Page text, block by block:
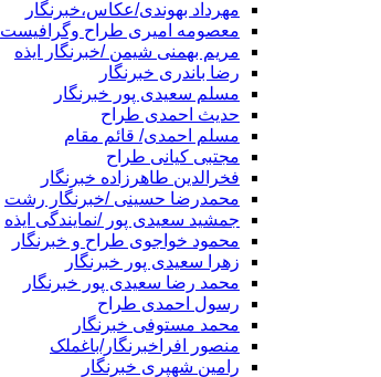
مهرداد بهوندی/عکاس،خبرنگار
معصومه امیری طراح وگرافیست
مریم بهمنی شیمن /خبرنگار ایذه
رضا باندری خبرنگار
مسلم سعیدی پور خبرنگار
حدیث احمدی طراح
مسلم احمدی/ قائم مقام
مجتبی کیانی طراح
فخرالدین طاهرزاده خبرنگار
محمدرضا حسینی /خبرنگار رشت
جمشید سعیدی پور /نمایندگی ایذه
محمود خواجوی طراح و خبرنگار
زهرا سعیدی پور خبرنگار
محمد رضا سعیدی پور خبرنگار
رسول احمدی طراح
محمد مستوفی خبرنگار
منصور افراخبرنگار/باغملک
رامین شهپری خبرنگار